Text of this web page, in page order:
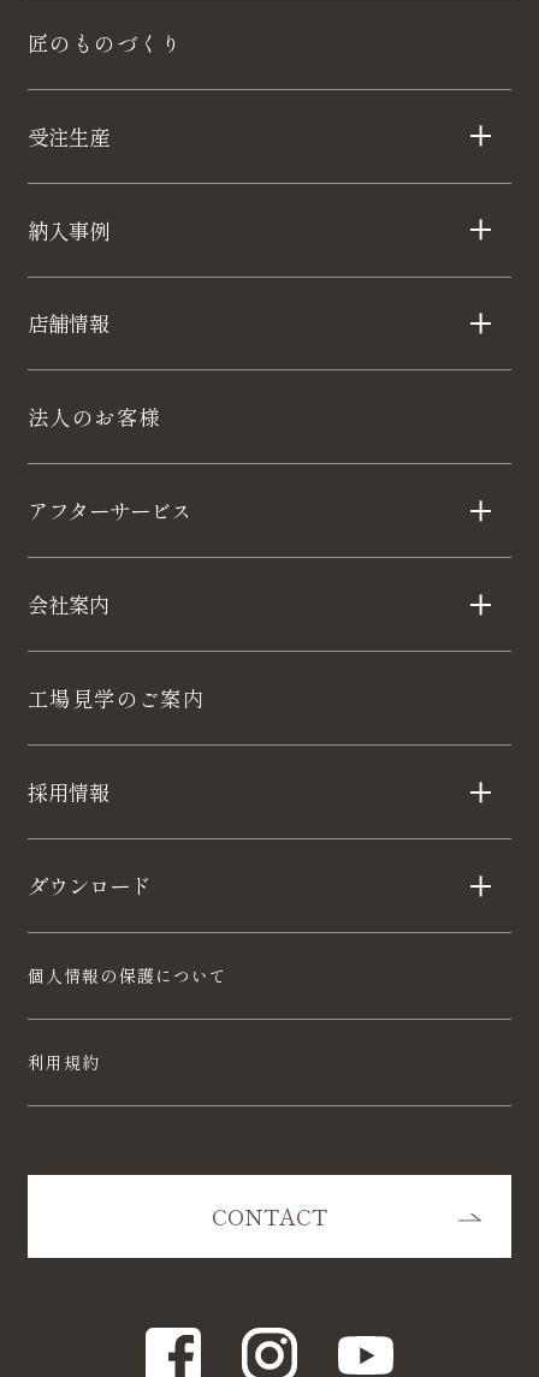
匠のものづくり
受注生産
納入事例
店舗情報
法人のお客様
アフターサービス
会社案内
工場見学のご案内
採用情報
ダウンロード
個人情報の保護について
利用規約
CONTACT